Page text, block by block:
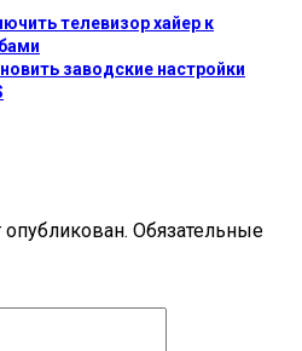
телевизор хайер к
заводские настройки
Обязательные